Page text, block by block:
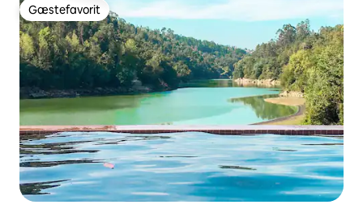
Gæstefavorit
Gæstefavorit